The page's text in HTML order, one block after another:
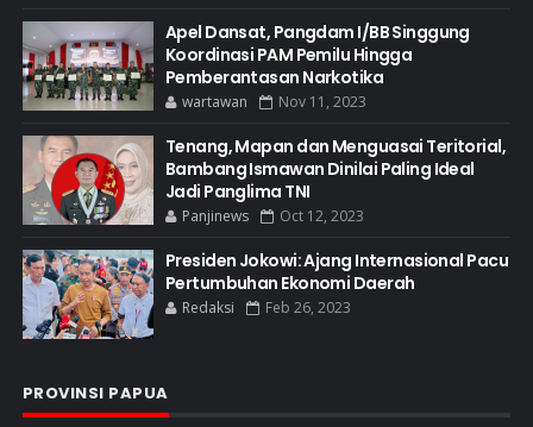
Apel Dansat, Pangdam I/BB Singgung
Koordinasi PAM Pemilu Hingga
Pemberantasan Narkotika
wartawan Nov 11, 2023
Tenang, Mapan dan Menguasai Teritorial,
Bambang Ismawan Dinilai Paling Ideal
Jadi Panglima TNI
Panjinews Oct 12, 2023
Presiden Jokowi: Ajang Internasional Pacu
Pertumbuhan Ekonomi Daerah
Redaksi Feb 26, 2023
PROVINSI PAPUA